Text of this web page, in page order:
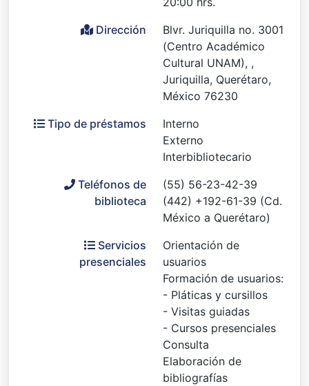
Dirección
Blvr. Juriquilla no. 3001
(Centro Académico
Cultural UNAM), ,
Juriquilla, Querétaro,
México 76230
Tipo de préstamos
Interno
Externo
Interbibliotecario
Teléfonos de
biblioteca
(55) 56-23-42-39
(442) +192-61-39 (Cd.
México a Querétaro)
Servicios
presenciales
Orientación de
usuarios
Formación de usuarios:
- Pláticas y cursillos
- Visitas guiadas
- Cursos presenciales
Consulta
Elaboración de
bibliografías